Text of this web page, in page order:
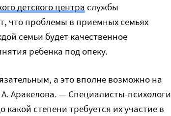
детского центраслужбы
что проблемы в приемных семьях
семьи будет качественное
ребенка под опеку.
а это вполне возможно на
Аракелова. — Специалисты-психологи
степени требуется их участие в